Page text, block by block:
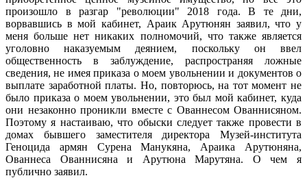
произошло в разгар "революции" 2018 года. В те дни,
ворвавшись в мой кабинет, Араик Арутюнян заявил, что у
меня больше нет никаких полномочий, что также является
уголовно наказуемым деянием, поскольку он ввел
общественность в заблуждение, распространяя ложные
сведения, не имея приказа о моем увольнении и документов о
выплате заработной платы. Но, повторюсь, на тот момент не
было приказа о моем увольнении, это был мой кабинет, куда
они незаконно проникли вместе с Ованнесом Ованнисяном.
Поэтому я настаиваю, что обыски следует также провести в
домах бывшего заместителя директора Музей-института
Геноцида армян Сурена Манукяна, Араика Арутюняна,
Ованнеса Ованнисяна и Арутюна Марутяна. О чем я
публично заявил.